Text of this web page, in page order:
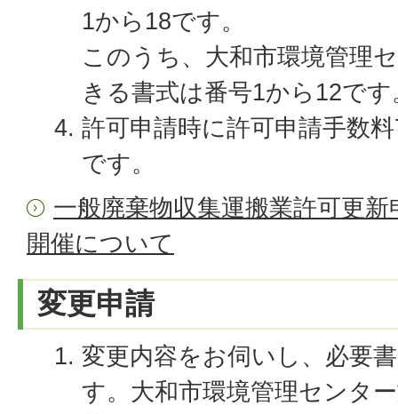
1から18です。
このうち、大和市環境管理
きる書式は番号1から12です
許可申請時に許可申請手数
です。
一般廃棄物収集運搬業許可更
開催について
変更申請
変更内容をお伺いし、必要
す。大和市環境管理センタ